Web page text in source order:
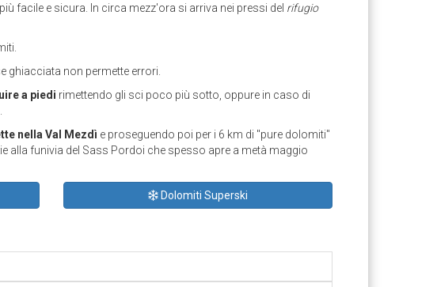
facile e sicura. In circa mezz'ora si arriva nei pressi del rifugio
ghiacciata non permette errori.
a piedi rimettendo gli sci poco più sotto, oppure in caso di
nella Val Mezdì e proseguendo poi per i 6 km di "pure dolomiti"
alla funivia del Sass Pordoi che spesso apre a metà maggio
Dolomiti Superski